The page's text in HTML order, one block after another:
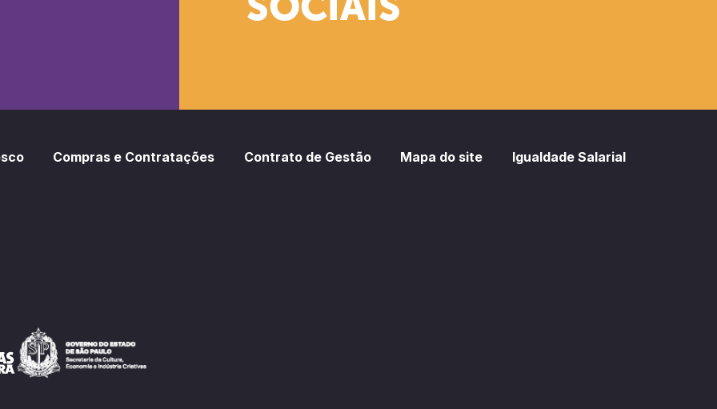
SOCIAIS
Compras e Contratações Contrato de Gestão Mapa do site Igualdade Salarial